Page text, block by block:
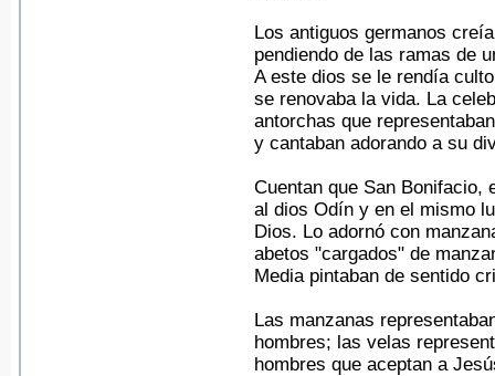
Los antiguos germanos
pendiendo de las ramas de
A este dios se le rendía
se renovaba la vida. La
antorchas que
y cantaban adorando a su
Cuentan que San Bonifacio,
al dios Odín y en el mismo
Dios. Lo adornó con
abetos "cargados" de
Media pintaban de sentido
Las manzanas
hombres; las velas
hombres que aceptan a